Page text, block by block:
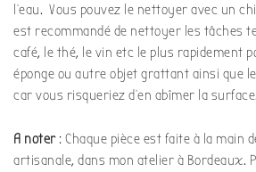
l’eau. Vous pouvez le nettoyer avec un
est recommandé de nettoyer les tâches
café, le thé, le vin etc le plus rapidement
éponge ou autre objet grattant ainsi que
car vous risqueriez d’en abîmer la surface.
A noter: Chaque pièce est faite à la main
artisanale, dans mon atelier à Bordeaux.